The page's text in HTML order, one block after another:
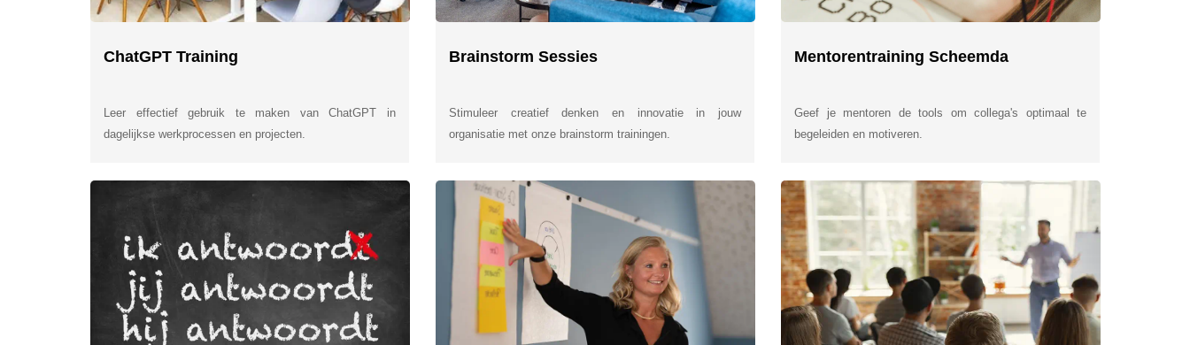
ChatGPT Training
Leer effectief gebruik te maken van ChatGPT in
dagelijkse werkprocessen en projecten.
Brainstorm Sessies
Stimuleer creatief denken en innovatie in jouw
organisatie met onze brainstorm trainingen.
Mentorentraining Scheemda
Geef je mentoren de tools om collega's optimaal te
begeleiden en motiveren.